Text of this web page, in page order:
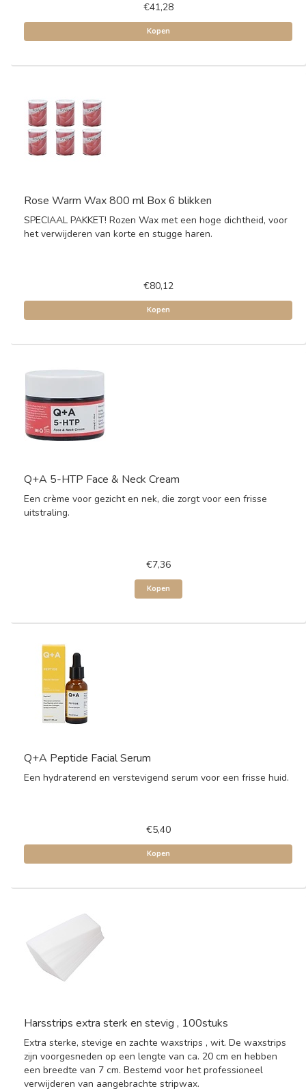
€41,28
Kopen
Rose Warm Wax 800 ml Box 6 blikken
SPECIAAL PAKKET! Rozen Wax met een hoge dichtheid, voor
het verwijderen van korte en stugge haren.
€80,12
Kopen
Q+A 5-HTP Face & Neck Cream
Een crème voor gezicht en nek, die zorgt voor een frisse
uitstraling.
€7,36
Kopen
Q+A Peptide Facial Serum
Een hydraterend en verstevigend serum voor een frisse huid.
€5,40
Kopen
Harsstrips extra sterk en stevig , 100stuks
Extra sterke, stevige en zachte waxstrips , wit. De waxstrips
zijn voorgesneden op een lengte van ca. 20 cm en hebben
een breedte van 7 cm. Bestemd voor het professioneel
verwijderen van aangebrachte stripwax.